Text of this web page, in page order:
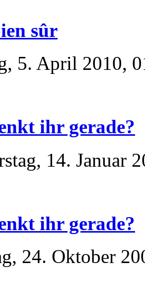
sûr
5. April 2010,
ihr gerade?
14. Januar
ihr gerade?
24. Oktober